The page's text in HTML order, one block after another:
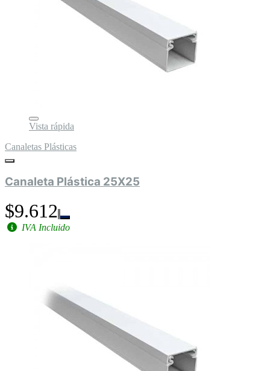
Vista rápida
Canaletas Plásticas
Canaleta Plástica 25X25
$9.612
IVA Incluido